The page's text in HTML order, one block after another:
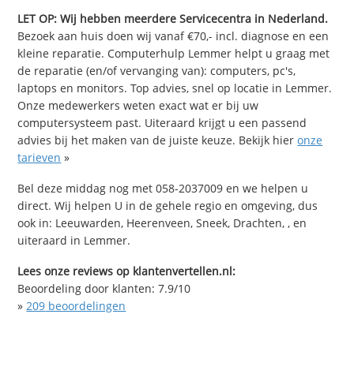
LET OP: Wij hebben meerdere Servicecentra in Nederland.
Bezoek aan huis doen wij vanaf €70,- incl. diagnose en een
kleine reparatie. Computerhulp Lemmer helpt u graag met
de reparatie (en/of vervanging van): computers, pc's,
laptops en monitors. Top advies, snel op locatie in Lemmer.
Onze medewerkers weten exact wat er bij uw
computersysteem past. Uiteraard krijgt u een passend
advies bij het maken van de juiste keuze. Bekijk hieronze
tarieven »
Bel deze middag nog met 058-2037009 en we helpen u
direct. Wij helpen U in de gehele regio en omgeving, dus
ook in: Leeuwarden, Heerenveen, Sneek, Drachten, , en
uiteraard in Lemmer.
Lees onze reviews op klantenvertellen.nl:
Beoordeling door klanten:7.9/10
» 209 beoordelingen